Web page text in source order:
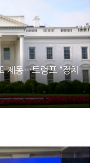
제동…트럼프 “정치